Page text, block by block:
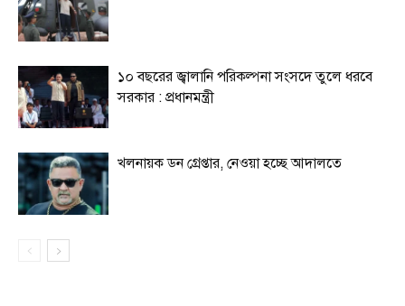
১০ বছরের জ্বালানি পরিকল্পনা সংসদে তুলে ধরবে
সরকার : প্রধানমন্ত্রী
খলনায়ক ডন গ্রেপ্তার, নেওয়া হচ্ছে আদালতে